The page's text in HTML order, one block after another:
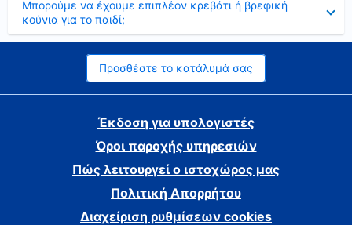
Μπορούμε να έχουμε επιπλέον κρεβάτι ή βρεφική
κούνια για το παιδί;
Προσθέστε το κατάλυμά σας
Έκδοση για υπολογιστές
Όροι παροχής υπηρεσιών
Πώς λειτουργεί ο ιστοχώρος μας
Πολιτική Απορρήτου
Διαχείριση ρυθμίσεων cookies